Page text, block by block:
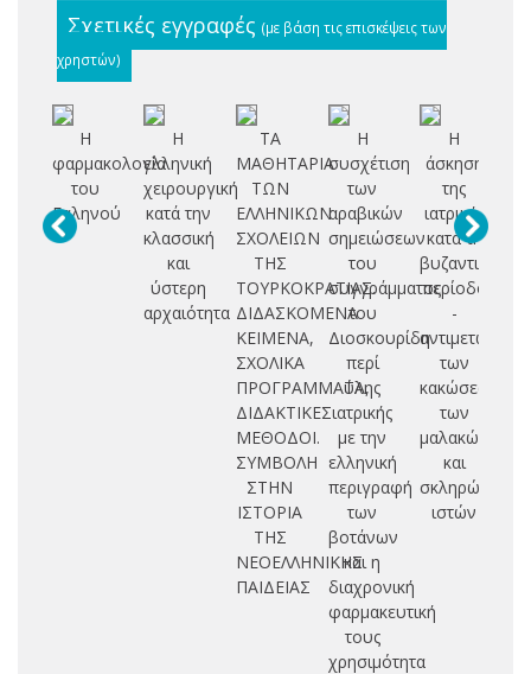
Σχετικές εγγραφές (με βάση τις επισκέψεις των
χρηστών)
Η
φαρμακολογία
του
Γαληνού
Η
ελληνική
χειρουργική
κατά την
κλασσική
και
ύστερη
αρχαιότητα
ΤΑ
ΜΑΘΗΤΑΡΙΑ
ΤΩΝ
ΕΛΛΗΝΙΚΩΝ
ΣΧΟΛΕΙΩΝ
ΤΗΣ
ΤΟΥΡΚΟΚΡΑΤΙΑΣ.
ΔΙΔΑΣΚΟΜΕΝΑ
ΚΕΙΜΕΝΑ,
ΣΧΟΛΙΚΑ
ΠΡΟΓΡΑΜΜΑΤΑ,
ΔΙΔΑΚΤΙΚΕΣ
ΜΕΘΟΔΟΙ.
ΣΥΜΒΟΛΗ
ΣΤΗΝ
ΙΣΤΟΡΙΑ
ΤΗΣ
ΝΕΟΕΛΛΗΝΙΚΗΣ
ΠΑΙΔΕΙΑΣ
Η
συσχέτιση
των
αραβικών
σημειώσεων
του
συγγράμματος
του
Διοσκουρίδη
περί
ύλης
ιατρικής
με την
ελληνική
περιγραφή
των
βοτάνων
και η
διαχρονική
φαρμακευτική
τους
χρησιμότητα
Η
άσκηση
της
ιατρικής
κατά τη
βυζαντινή
περίοδο
-
αντιμετώπιση
των
κακώσεων
των
μαλακών
και
σκληρών
ιστών